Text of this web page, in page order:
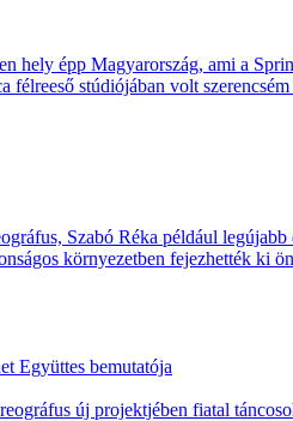
hely épp Magyarország, ami a
stúdiójában volt
Szabó Réka például legújabb
környezetben fejezhették ki
Együttes bemutatója
új projektjében fiatal